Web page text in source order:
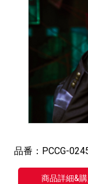
品番：PCCG-
商品詳細&購